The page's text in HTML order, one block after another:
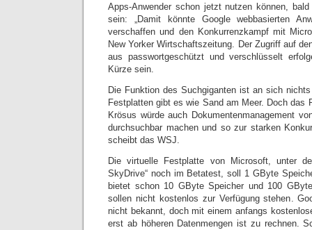
Apps-Anwender schon jetzt nutzen können,
sein: „Damit könnte Google webbasierten
verschaffen und den Konkurrenzkampf mit
New Yorker Wirtschaftszeitung. Der Zugriff auf
aus passwortgeschützt und verschlüsselt
Kürze sein.
Die Funktion des Suchgiganten ist an sich
Festplatten gibt es wie Sand am Meer. Doch das
Krösus würde auch Dokumentenmanagement
durchsuchbar machen und so zur starken
scheibt das WSJ.
Die virtuelle Festplatte von Microsoft, unter
SkyDrive“ noch im Betatest, soll 1 GByte
bietet schon 10 GByte Speicher und 100
sollen nicht kostenlos zur Verfügung stehen.
nicht bekannt, doch mit einem anfangs
erst ab höheren Datenmengen ist zu rechnen.